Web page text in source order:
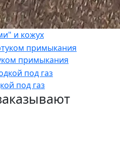
и кожух
примыкания
под газ